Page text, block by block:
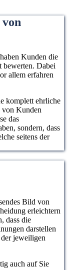
optimale
einen
starken
bietet
sorgen
Kunden die
bewerten. Dabei
allem erfahren
komplett ehrliche
von Kunden
das
sondern, dass
seitens der
Bild von
erleichtern
dass die
darstellen
jeweiligen
auch auf Sie